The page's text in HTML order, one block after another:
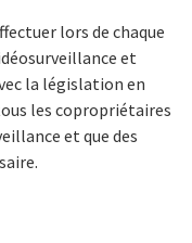
lors de chaque
et
la législation en
les copropriétaires
et que des